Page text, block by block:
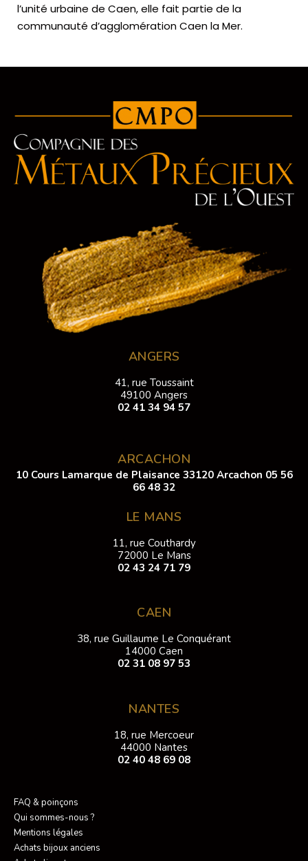
l’unité urbaine de Caen, elle fait partie de la
communauté d’agglomération Caen la Mer.
ANGERS
41, rue Toussaint
49100 Angers
02 41 34 94 57
ARCACHON
10 Cours Lamarque de Plaisance 33120 Arcachon 05 56
66 48 32
LE MANS
11, rue Couthardy
72000 Le Mans
02 43 24 71 79
CAEN
38, rue Guillaume Le Conquérant
14000 Caen
02 31 08 97 53
NANTES
18, rue Mercoeur
44000 Nantes
02 40 48 69 08
FAQ & poinçons
Qui sommes-nous ?
Mentions légales
Achats bijoux anciens